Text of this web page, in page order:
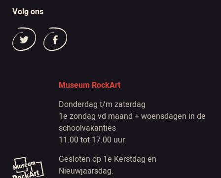
Volg ons
Museum RockArt
Donderdag t/m zaterdag
1e zondag vd maand + woensdagen in de
schoolvakanties
11.00 tot 17.00 uur
Gesloten op 1e Kerstdag en
Nieuwjaarsdag.